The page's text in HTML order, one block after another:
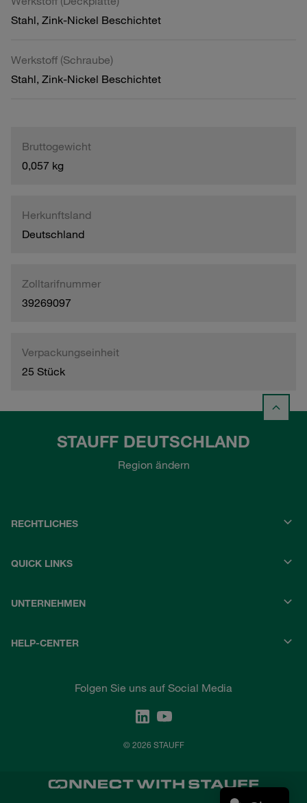
Stahl, Zink-Nickel Beschichtet
Werkstoff (Schraube)
Stahl, Zink-Nickel Beschichtet
Bruttogewicht
0,057 kg
Herkunftsland
Deutschland
Zolltarifnummer
39269097
Verpackungseinheit
25 Stück
STAUFF DEUTSCHLAND
Region ändern
RECHTLICHES
QUICK LINKS
UNTERNEHMEN
HELP-CENTER
Folgen Sie uns auf Social Media
© 2026 STAUFF